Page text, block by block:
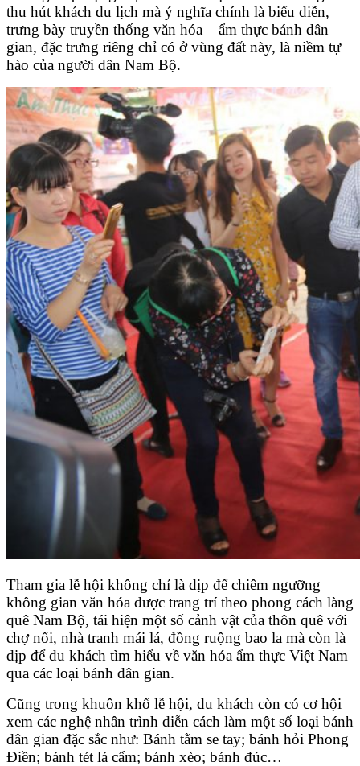
thu hút khách du lịch mà ý nghĩa chính là biểu diễn,
trưng bày truyền thống văn hóa – ẩm thực bánh dân
gian, đặc trưng riêng chỉ có ở vùng đất này, là niềm tự
hào của người dân Nam Bộ.
Tham gia lễ hội không chỉ là dịp để chiêm ngưỡng
không gian văn hóa được trang trí theo phong cách làng
quê Nam Bộ, tái hiện một số cảnh vật của thôn quê với
chợ nổi, nhà tranh mái lá, đồng ruộng bao la mà còn là
dịp để du khách tìm hiểu về văn hóa ẩm thực Việt Nam
qua các loại bánh dân gian.
Cũng trong khuôn khổ lễ hội, du khách còn có cơ hội
xem các nghệ nhân trình diễn cách làm một số loại bánh
dân gian đặc sắc như: Bánh tằm se tay; bánh hỏi Phong
Điền; bánh tét lá cẩm; bánh xèo; bánh đúc…